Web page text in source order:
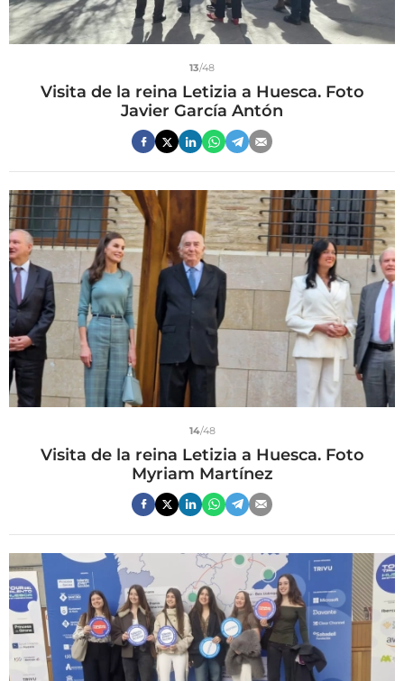
13/48
Visita de la reina Letizia a Huesca. Foto
Javier García Antón
14/48
Visita de la reina Letizia a Huesca. Foto
Myriam Martínez